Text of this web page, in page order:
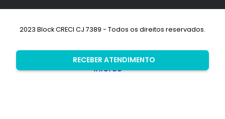
RECEBER ATENDIMENTO
2023 Block CRECI CJ 7389 - Todos os direitos reservados.